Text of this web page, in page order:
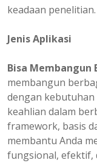
keadaan penelitian.
Jenis Aplikasi
Bisa Membangun
membangun
dengan kebutuhan
keahlian dalam
framework, basis
membantu Anda
fungsional, efektif,